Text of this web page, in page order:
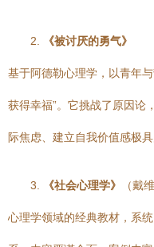
2. 《被讨厌的勇气》
基于阿德勒心理学，以青年
获得幸福”。它挑战了原因论
际焦虑、建立自我价值感极
3. 《社会心理学》 （戴
心理学领域的经典教材，系